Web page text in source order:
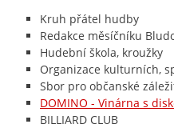
Kruh přátel hudby
Redakce měsíčníku
Hudební škola, kroužky
Organizace kulturních,
Sbor pro občanské
DOMINO - Vinárna s
BILLIARD CLUB